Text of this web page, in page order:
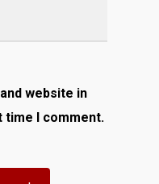
website in
I comment.